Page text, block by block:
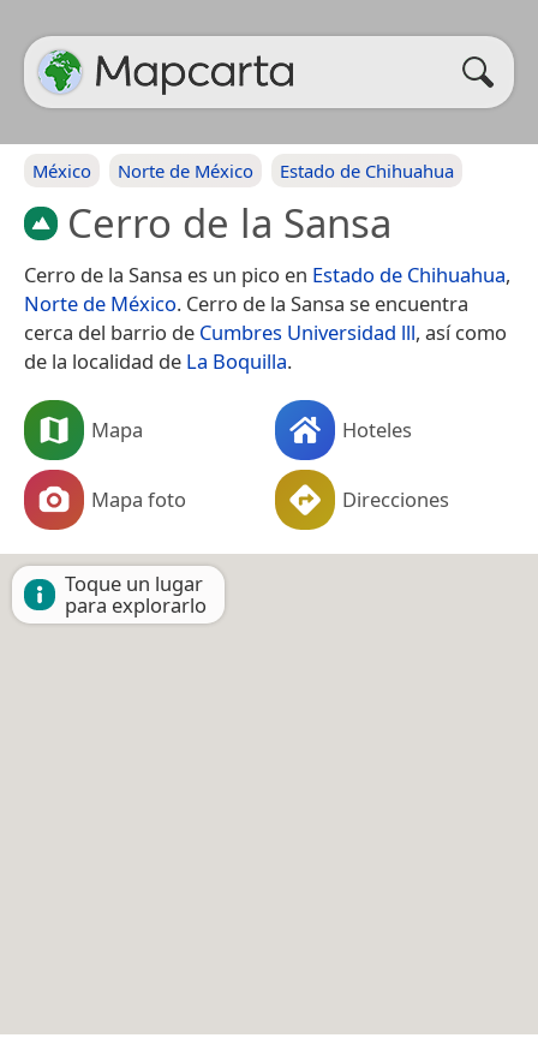
México Norte de México Estado de Chihuahua
Cerro de la Sansa
Cerro de la Sansa es un pico en Estado de Chihuahua,
Norte de México. Cerro de la Sansa se encuentra
cerca del barrio de Cumbres Universidad lll, así como
de la localidad de La Boquilla.
Mapa Hoteles
Mapa foto Direcciones
Toque un lugar
para explorarlo